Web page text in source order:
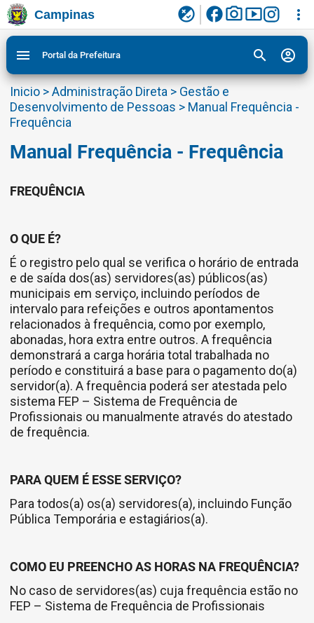
Ir para conteudo
Ir para menu do site da Prefeitura de Campinas 2
Ligar/Desligar contraste visual de tela para
acessibilidade
3
Campinas flaky facebookphoto_camerasmart_display more_vert
menu Portal da Prefeitura search account_circle
Inicio>Administração Direta > Gestão e
Desenvolvimento de Pessoas > Manual Frequência -
Frequência
Manual Frequência - Frequência
FREQUÊNCIA
O QUE É?
É o registro pelo qual se verifica o horário de entrada
e de saída dos(as) servidores(as) públicos(as)
municipais em serviço, incluindo períodos de
intervalo para refeições e outros apontamentos
relacionados à frequência, como por exemplo,
abonadas, hora extra entre outros. A frequência
demonstrará a carga horária total trabalhada no
período e constituirá a base para o pagamento do(a)
servidor(a). A frequência poderá ser atestada pelo
sistema FEP – Sistema de Frequência de
Profissionais ou manualmente através do atestado
de frequência.
PARA QUEM É ESSE SERVIÇO?
Para todos(a) os(a) servidores(a), incluindo Função
Pública Temporária e estagiários(a).
COMO EU PREENCHO AS HORAS NA FREQUÊNCIA?
No caso de servidores(as) cuja frequência estão no
FEP – Sistema de Frequência de Profissionais